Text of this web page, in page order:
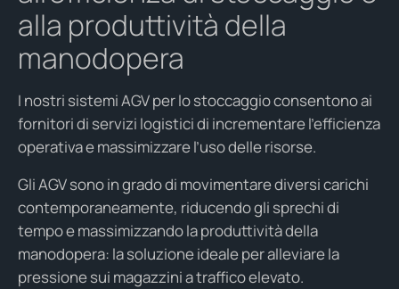
alla produttività della
manodopera
I nostri sistemi AGV per lo stoccaggio consentono ai
fornitori di servizi logistici di incrementare l’efficienza
operativa e massimizzare l’uso delle risorse.
Gli AGV sono in grado di movimentare diversi carichi
contemporaneamente, riducendo gli sprechi di
tempo e massimizzando la produttività della
manodopera: la soluzione ideale per alleviare la
pressione sui magazzini a traffico elevato.